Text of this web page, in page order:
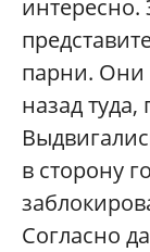
парни. Они
назад
в сторону
Согласно